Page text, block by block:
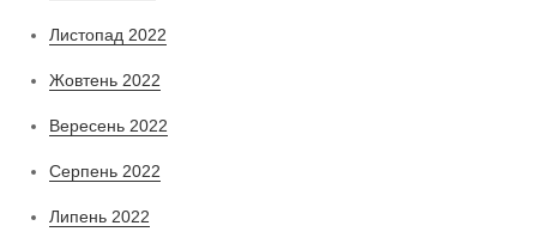
Листопад 2022
Жовтень 2022
Вересень 2022
Серпень 2022
Липень 2022